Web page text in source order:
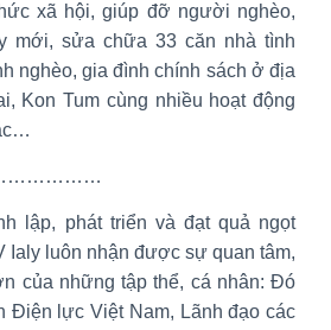
xã hội, giúp đỡ người nghèo,
mới, sửa chữa 33 căn nhà tình
nghèo, gia đình chính sách ở địa
Kon Tum cùng nhiều hoạt động
lập, phát triển và đạt quả ngọt
Ialy luôn nhận được sự quan tâm,
của những tập thể, cá nhân: Đó
Điện lực Việt Nam, Lãnh đạo các